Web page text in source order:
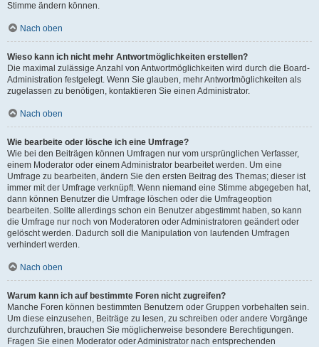
Stimme ändern können.
Nach oben
Wieso kann ich nicht mehr Antwortmöglichkeiten erstellen?
Die maximal zulässige Anzahl von Antwortmöglichkeiten wird durch die Board-
Administration festgelegt. Wenn Sie glauben, mehr Antwortmöglichkeiten als
zugelassen zu benötigen, kontaktieren Sie einen Administrator.
Nach oben
Wie bearbeite oder lösche ich eine Umfrage?
Wie bei den Beiträgen können Umfragen nur vom ursprünglichen Verfasser,
einem Moderator oder einem Administrator bearbeitet werden. Um eine
Umfrage zu bearbeiten, ändern Sie den ersten Beitrag des Themas; dieser ist
immer mit der Umfrage verknüpft. Wenn niemand eine Stimme abgegeben hat,
dann können Benutzer die Umfrage löschen oder die Umfrageoption
bearbeiten. Sollte allerdings schon ein Benutzer abgestimmt haben, so kann
die Umfrage nur noch von Moderatoren oder Administratoren geändert oder
gelöscht werden. Dadurch soll die Manipulation von laufenden Umfragen
verhindert werden.
Nach oben
Warum kann ich auf bestimmte Foren nicht zugreifen?
Manche Foren können bestimmten Benutzern oder Gruppen vorbehalten sein.
Um diese einzusehen, Beiträge zu lesen, zu schreiben oder andere Vorgänge
durchzuführen, brauchen Sie möglicherweise besondere Berechtigungen.
Fragen Sie einen Moderator oder Administrator nach entsprechenden